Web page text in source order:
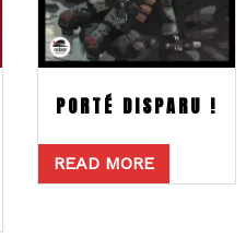
PORTÉ DISPARU !
READ MORE